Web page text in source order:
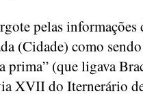
pelas
(Cidade) como
prima” (que ligava
XVII do Iternerário